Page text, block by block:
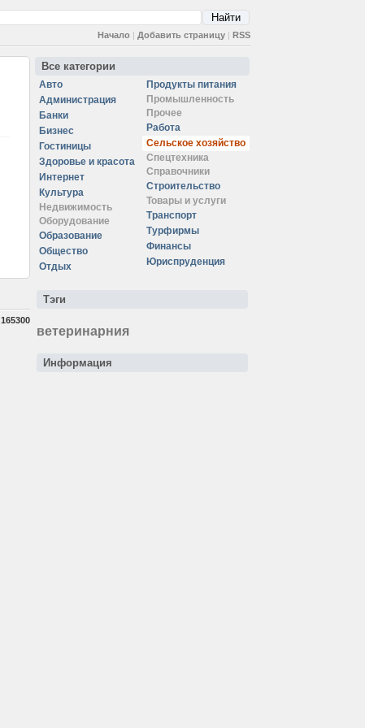
Начало | Добавить страницу | RSS
165300
Все категории
Авто
Администрация
Банки
Бизнес
Гостиницы
Здоровье и красота
Интернет
Культура
Недвижимость
Оборудование
Образование
Общество
Отдых
Продукты питания
Промышленность
Прочее
Работа
Сельское хозяйство
Спецтехника
Справочники
Строительство
Товары и услуги
Транспорт
Турфирмы
Финансы
Юриспруденция
Тэги
ветеринарния
Информация